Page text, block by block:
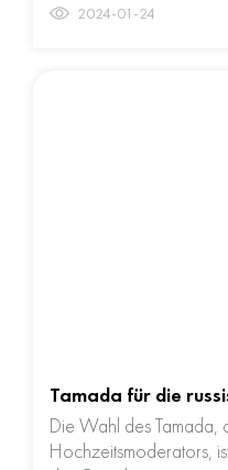
2024-01-24
Tamada für die
Die Wahl des Tamada,
Hochzeitsmoderators,